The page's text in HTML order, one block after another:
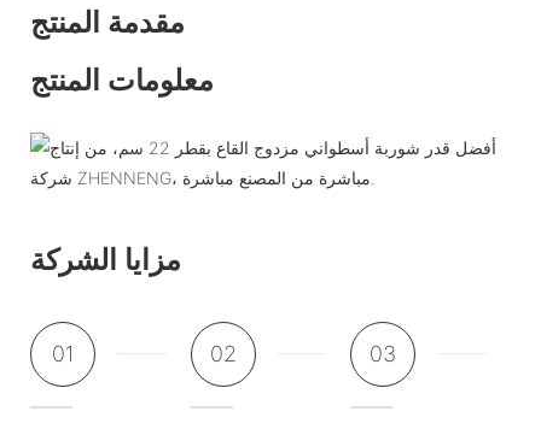
مقدمة المنتج
معلومات المنتج
مزايا الشركة
01 02 03